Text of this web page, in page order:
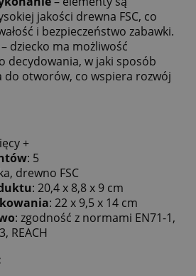
jakości drewna FSC, co
i bezpieczeństwo zabawki.
– dziecko ma możliwość
decydowania, w jaki sposób
do otworów, co wspiera rozwój
+
: 5
drewno FSC
: 20,4 x 8,8 x 9 cm
: 22 x 9,5 x 14 cm
: zgodność z normami EN71-1,
REACH